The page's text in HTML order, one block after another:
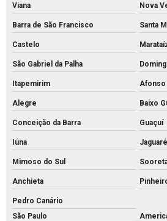
Palanque de concreto para alambrado preço
Palanque de concreto valor
Palanque de concreto a venda
Palanque de concreto
Pavimentação bloco intertravado
Pavimentação intertravada preço
Pavimentação intertravada
Viana Nova
Barra de São Francisco Santa
Castelo
São Gabriel da Palha
Itapemirim Afonso
Alegre Baixo
Conceição da Barra Guaçuí
Iúna Jaguaré
Mimoso do Sul
Anchieta
Pedro Canário
São Paulo